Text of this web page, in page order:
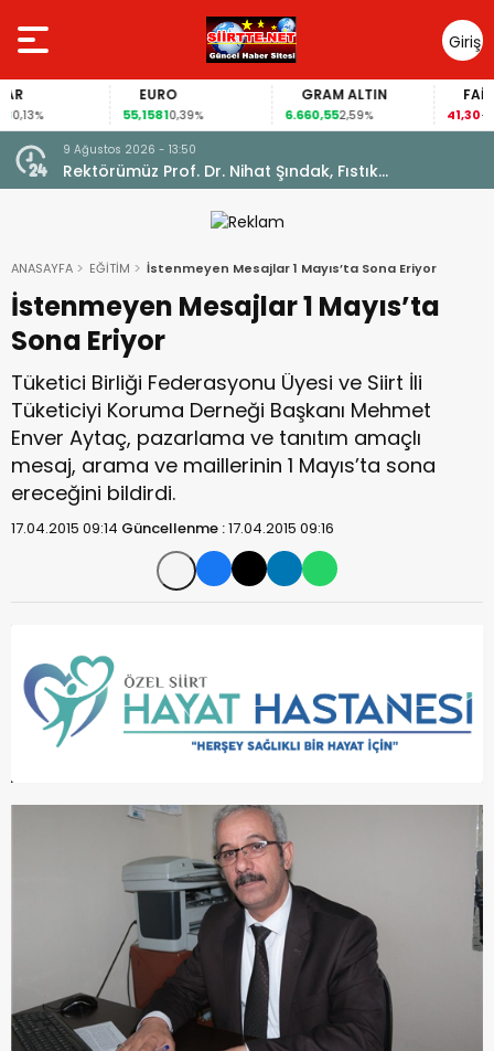
Giriş
Yap
EURO
55,15810,39%
GRAM ALTIN
6.660,552,59%
FAİZ
41,30-0,55%
Bulundu
9 Ağustos 2026 - 12:08
Empatinin Kurumsal Erozyonu
ANASAYFA EĞİTİM İstenmeyen Mesajlar 1 Mayıs’ta Sona Eriyor
İstenmeyen Mesajlar 1 Mayıs’ta
Sona Eriyor
Tüketici Birliği Federasyonu Üyesi ve Siirt İli
Tüketiciyi Koruma Derneği Başkanı Mehmet
Enver Aytaç, pazarlama ve tanıtım amaçlı
mesaj, arama ve maillerinin 1 Mayıs’ta sona
ereceğini bildirdi.
17.04.2015 09:14 Güncellenme :17.04.2015 09:16